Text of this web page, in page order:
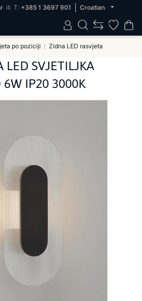
ili T: +385 1 3697 901 Croatian
po poziciji Zidna LED rasvjeta
SVJETILJKA
IP20 3000K